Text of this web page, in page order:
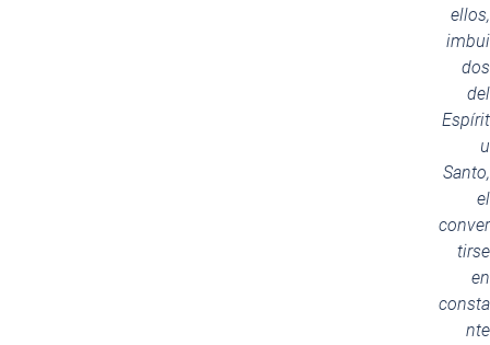
ellos,
imbui
dos
del
Espírit
u
Santo,
el
conver
tirse
en
consta
nte